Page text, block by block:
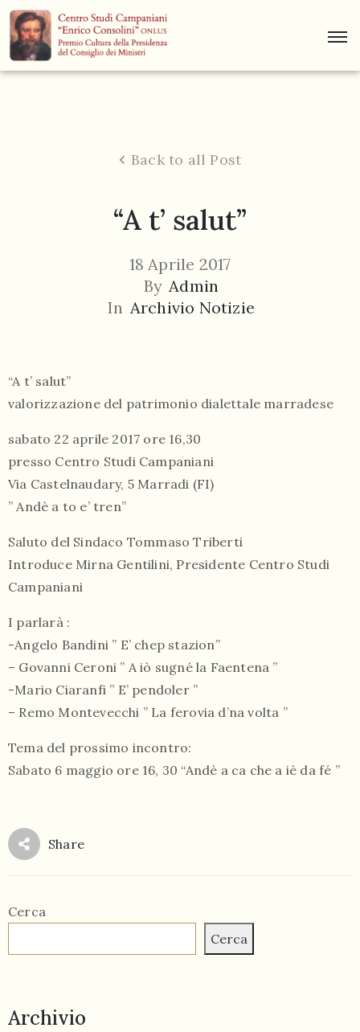
Centro
055
804
5943
centrocampana@tiscali.it
Back to all Post
“A t’ salut”
18 Aprile 2017
By Admin
In Archivio Notizie
“A t’ salut”
valorizzazione del patrimonio dialettale marradese
sabato 22 aprile 2017 ore 16,30
presso Centro Studi Campaniani
Via Castelnaudary, 5 Marradi (FI)
” Andè a to e’ tren”
Saluto del Sindaco Tommaso Triberti
Introduce Mirna Gentilini, Presidente Centro Studi
Campaniani
I parlarà :
-Angelo Bandini ” E’ chep stazion”
– Govanni Ceroni ” A iò sugné la Faentena ”
-Mario Ciaranfi ” E’ pendoler ”
– Remo Montevecchi ” La ferovia d’na volta ”
Tema del prossimo incontro:
Sabato 6 maggio ore 16, 30 “Andè a ca che a iè da fé ”
Share
Cerca
Cerca
Archivio